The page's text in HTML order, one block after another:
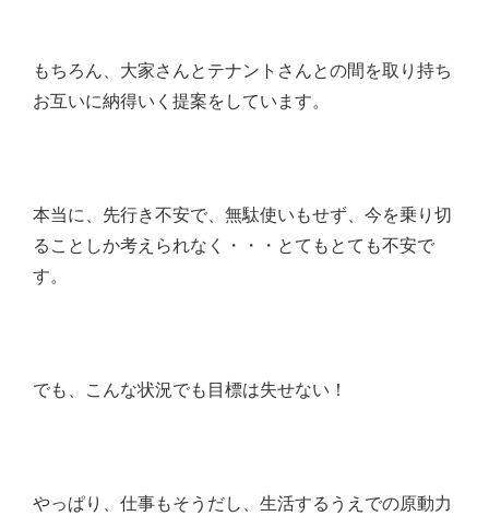
もちろん、大家さんとテナントさんとの間を取り持ち
お互いに納得いく提案をしています。
本当に、先行き不安で、無駄使いもせず、今を乗り切
ることしか考えられなく・・・とてもとても不安で
す。
でも、こんな状況でも目標は失せない！
やっぱり、仕事もそうだし、生活するうえでの原動力